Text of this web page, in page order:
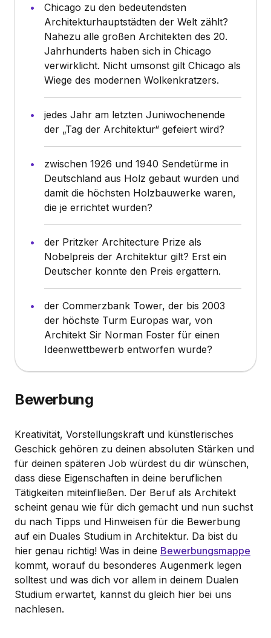
Chicago zu den bedeutendsten
Architekturhauptstädten der Welt zählt?
Nahezu alle großen Architekten des 20.
Jahrhunderts haben sich in Chicago
verwirklicht. Nicht umsonst gilt Chicago als
Wiege des modernen Wolkenkratzers.
jedes Jahr am letzten Juniwochenende
der „Tag der Architektur“ gefeiert wird?
zwischen 1926 und 1940 Sendetürme in
Deutschland aus Holz gebaut wurden und
damit die höchsten Holzbauwerke waren,
die je errichtet wurden?
der Pritzker Architecture Prize als
Nobelpreis der Architektur gilt? Erst ein
Deutscher konnte den Preis ergattern.
der Commerzbank Tower, der bis 2003
der höchste Turm Europas war, von
Architekt Sir Norman Foster für einen
Ideenwettbewerb entworfen wurde?
Bewerbung
Kreativität, Vorstellungskraft und künstlerisches
Geschick gehören zu deinen absoluten Stärken und
für deinen späteren Job würdest du dir wünschen,
dass diese Eigenschaften in deine beruflichen
Tätigkeiten miteinfließen. Der Beruf als Architekt
scheint genau wie für dich gemacht und nun suchst
du nach Tipps und Hinweisen für die Bewerbung
auf ein Duales Studium in Architektur. Da bist du
hier genau richtig! Was in deine Bewerbungsmappe
kommt, worauf du besonderes Augenmerk legen
solltest und was dich vor allem in deinem Dualen
Studium erwartet, kannst du gleich hier bei uns
nachlesen.